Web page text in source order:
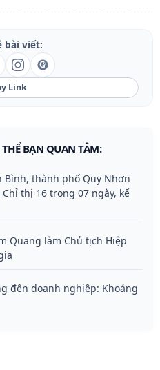
bài viết:
Link
BẠN QUAN TÂM:
Bình, thành phố Quy Nhơn
thị 16 trong 07 ngày, kể
Quang làm Chủ tịch Hiệp
đến doanh nghiệp: Khoảng